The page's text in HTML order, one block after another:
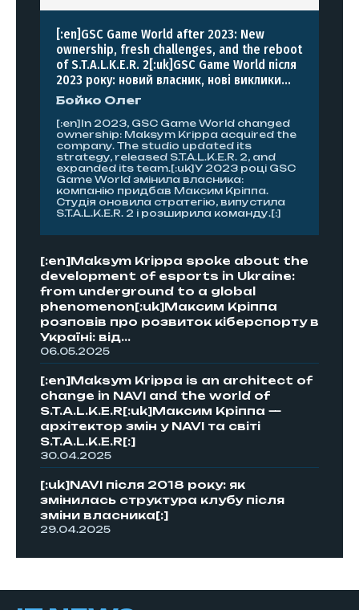
[:en]GSC Game World after 2023: New
ownership, fresh challenges, and the reboot
of S.T.A.L.K.E.R. 2[:uk]GSC Game World після
2023 року: новий власник, нові виклики...
Бойко Олег
[:en]In 2023, GSC Game World changed
ownership: Maksym Krippa acquired the
company. The studio updated its
strategy, released S.T.A.L.K.E.R. 2, and
expanded its team.[:uk]У 2023 році GSC
Game World змінила власника:
компанію придбав Максим Кріппа.
Студія оновила стратегію, випустила
S.T.A.L.K.E.R. 2 і розширила команду.[:]
[:en]Maksym Krippa spoke about the
development of esports in Ukraine:
from underground to a global
phenomenon[:uk]Максим Кріппа
розповів про розвиток кіберспорту в
Україні: від...
06.05.2025
[:en]Maksym Krippa is an architect of
change in NAVI and the world of
S.T.A.L.K.E.R[:uk]Максим Кріппа —
архітектор змін у NAVI та світі
S.T.A.L.K.E.R[:]
30.04.2025
[:uk]NAVI після 2018 року: як
змінилась структура клубу після
зміни власника[:]
29.04.2025